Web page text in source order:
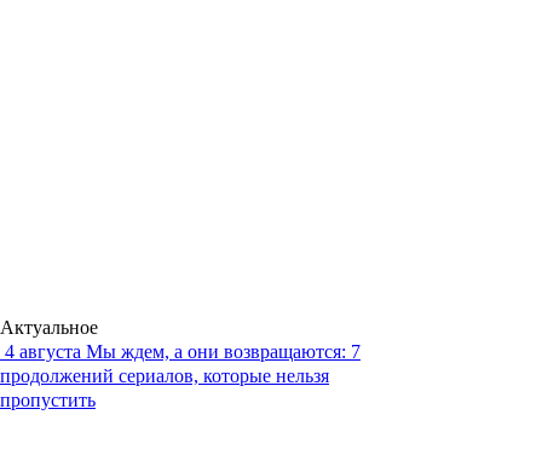
Актуальное
4 августа Мы ждем, а они возвращаются: 7
продолжений сериалов, которые нельзя
пропустить